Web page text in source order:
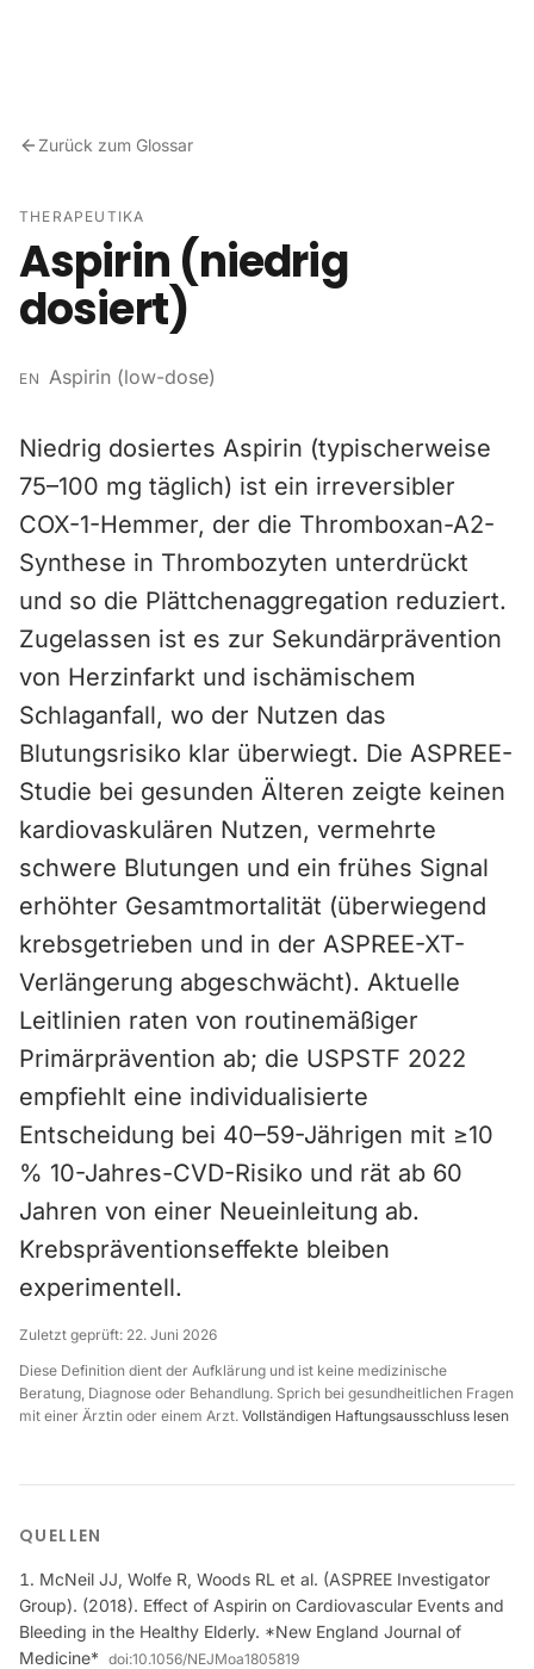
Zurück zum Glossar
THERAPEUTIKA
Aspirin (niedrig
dosiert)
EN Aspirin (low-dose)
Niedrig dosiertes Aspirin (typischerweise
75–100 mg täglich) ist ein irreversibler
COX-1-Hemmer, der die Thromboxan-A2-
Synthese in Thrombozyten unterdrückt
und so die Plättchenaggregation reduziert.
Zugelassen ist es zur Sekundärprävention
von Herzinfarkt und ischämischem
Schlaganfall, wo der Nutzen das
Blutungsrisiko klar überwiegt. Die ASPREE-
Studie bei gesunden Älteren zeigte keinen
kardiovaskulären Nutzen, vermehrte
schwere Blutungen und ein frühes Signal
erhöhter Gesamtmortalität (überwiegend
krebsgetrieben und in der ASPREE-XT-
Verlängerung abgeschwächt). Aktuelle
Leitlinien raten von routinemäßiger
Primärprävention ab; die USPSTF 2022
empfiehlt eine individualisierte
Entscheidung bei 40–59-Jährigen mit ≥10
% 10-Jahres-CVD-Risiko und rät ab 60
Jahren von einer Neueinleitung ab.
Krebspräventionseffekte bleiben
experimentell.
Zuletzt geprüft: 22. Juni 2026
Diese Definition dient der Aufklärung und ist keine medizinische
Beratung, Diagnose oder Behandlung. Sprich bei gesundheitlichen Fragen
mit einer Ärztin oder einem Arzt. Vollständigen Haftungsausschluss lesen
QUELLEN
McNeil JJ, Wolfe R, Woods RL et al. (ASPREE Investigator
Group). (2018). Effect of Aspirin on Cardiovascular Events and
Bleeding in the Healthy Elderly. *New England Journal of
Medicine* doi:10.1056/NEJMoa1805819